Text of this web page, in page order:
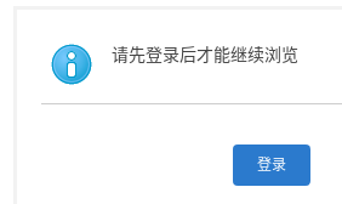
请先登录后才能继续浏览
登录